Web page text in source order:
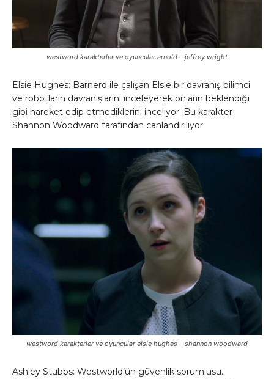
westword karakterler ve oyuncular arnold – jeffrey wright
Elsie Hughes: Barnerd ile çalışan Elsie bir davranış bilimci
ve robotların davranışlarını inceleyerek onların beklendiği
gibi hareket edip etmediklerini inceliyor. Bu karakter
Shannon Woodward tarafından canlandırılıyor.
westword karakterler ve oyuncular elsie hughes – shannon woodward
Ashley Stubbs: Westworld’ün güvenlik sorumlusu.